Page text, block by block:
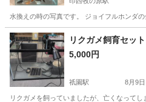
水換えの時の写真です。 ジョイフルホンダ
千葉 印西市 印西牧の原駅 その
リクガメ飼育セット
5,000円
祇園駅 8月9日
リクガメを飼っていましたが、亡くなって